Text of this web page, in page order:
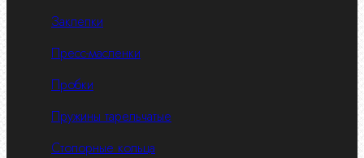
Заклепки
Пресс-масленки
Пробки
Пружины тарельчатые
Стопорные кольца